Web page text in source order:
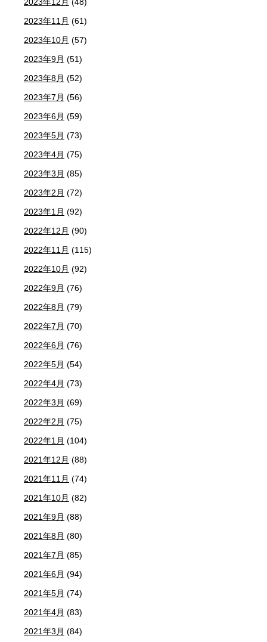
2023年11月 (61)
2023年10月 (57)
2023年9月 (51)
2023年8月 (52)
2023年7月 (56)
2023年6月 (59)
2023年5月 (73)
2023年4月 (75)
2023年3月 (85)
2023年2月 (72)
2023年1月 (92)
2022年12月 (90)
2022年11月 (115)
2022年10月 (92)
2022年9月 (76)
2022年8月 (79)
2022年7月 (70)
2022年6月 (76)
2022年5月 (54)
2022年4月 (73)
2022年3月 (69)
2022年2月 (75)
2022年1月 (104)
2021年12月 (88)
2021年11月 (74)
2021年10月 (82)
2021年9月 (88)
2021年8月 (80)
2021年7月 (85)
2021年6月 (94)
2021年5月 (74)
2021年4月 (83)
2021年3月 (84)